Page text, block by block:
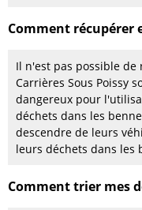
Comment récupérer
Il n'est pas possible
Carrières Sous Poissy
dangereux pour
déchets dans les
descendre de leurs
leurs déchets dans les
Comment trier mes